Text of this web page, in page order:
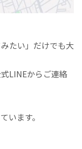
たい」だけでも大
LINEからご連絡
います。